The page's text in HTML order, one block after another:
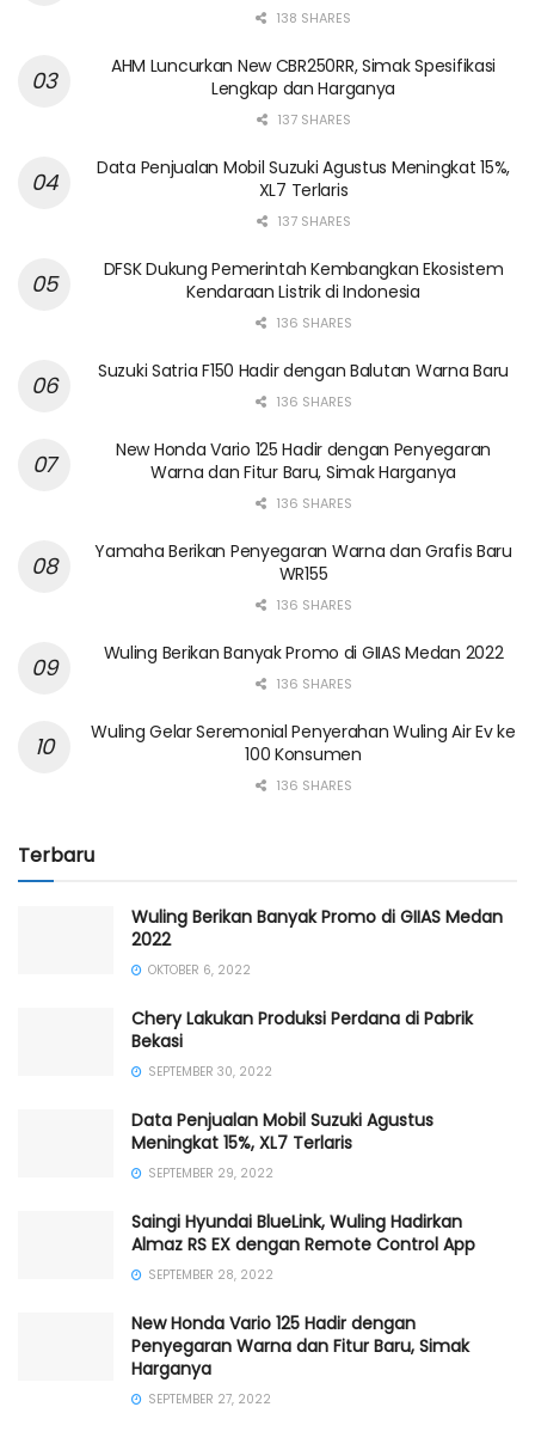
138 SHARES
AHM Luncurkan New CBR250RR, Simak Spesifikasi
Lengkap dan Harganya
137 SHARES
Data Penjualan Mobil Suzuki Agustus Meningkat 15%,
XL7 Terlaris
137 SHARES
DFSK Dukung Pemerintah Kembangkan Ekosistem
Kendaraan Listrik di Indonesia
136 SHARES
Suzuki Satria F150 Hadir dengan Balutan Warna Baru
136 SHARES
New Honda Vario 125 Hadir dengan Penyegaran
Warna dan Fitur Baru, Simak Harganya
136 SHARES
Yamaha Berikan Penyegaran Warna dan Grafis Baru
WR155
136 SHARES
Wuling Berikan Banyak Promo di GIIAS Medan 2022
136 SHARES
Wuling Gelar Seremonial Penyerahan Wuling Air Ev ke
100 Konsumen
136 SHARES
Terbaru
Wuling Berikan Banyak Promo di GIIAS Medan
2022
OKTOBER 6, 2022
Chery Lakukan Produksi Perdana di Pabrik
Bekasi
SEPTEMBER 30, 2022
Data Penjualan Mobil Suzuki Agustus
Meningkat 15%, XL7 Terlaris
SEPTEMBER 29, 2022
Saingi Hyundai BlueLink, Wuling Hadirkan
Almaz RS EX dengan Remote Control App
SEPTEMBER 28, 2022
New Honda Vario 125 Hadir dengan
Penyegaran Warna dan Fitur Baru, Simak
Harganya
SEPTEMBER 27, 2022